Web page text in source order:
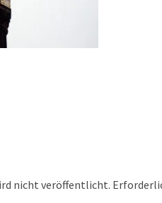
nicht veröffentlicht.